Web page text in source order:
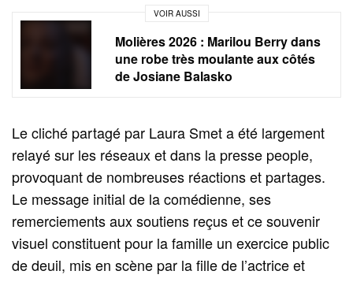
VOIR AUSSI
Molières 2026 : Marilou Berry dans
une robe très moulante aux côtés
de Josiane Balasko
Le cliché partagé par Laura Smet a été largement
relayé sur les réseaux et dans la presse people,
provoquant de nombreuses réactions et partages.
Le message initial de la comédienne, ses
remerciements aux soutiens reçus et ce souvenir
visuel constituent pour la famille un exercice public
de deuil, mis en scène par la fille de l’actrice et